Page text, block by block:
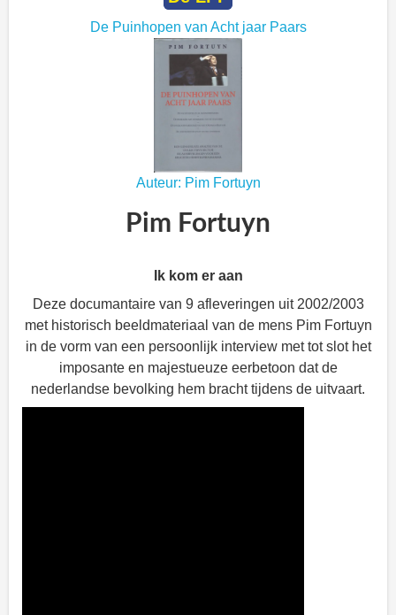
De Puinhopen van Acht jaar Paars
Auteur: Pim Fortuyn
Pim Fortuyn
Ik kom er aan
Deze documantaire van 9 afleveringen uit 2002/2003
met historisch beeldmateriaal van de mens Pim Fortuyn
in de vorm van een persoonlijk interview met tot slot het
imposante en majestueuze eerbetoon dat de
nederlandse bevolking hem bracht tijdens de uitvaart.